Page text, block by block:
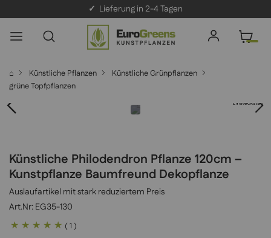
✓ Lieferung in 2-4 Tagen
⌂ Künstliche Pflanzen
Künstliche Grünpflanzen
grüne Topfpflanzen
Künstliche Philodendron Pflanze 120cm –
Kunstpflanze Baumfreund Dekopflanze
Auslaufartikel mit stark reduziertem Preis
EG35-130
Bewertung:
( 1 )